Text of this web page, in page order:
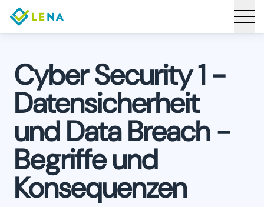
Cyber Security 1 -
Datensicherheit
und Data Breach -
Begriffe und
Konsequenzen